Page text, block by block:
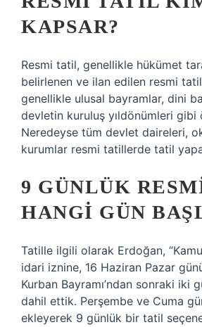
KAPSAR?
Resmi tatil, genellikle hükümet
belirlenen ve ilan edilen resmi
genellikle ulusal bayramlar, dini
devletin kuruluş yıldönümleri gibi
Neredeyse tüm devlet daireleri,
kurumlar resmi tatillerde tatil
9 GÜNLÜK
HANGI GÜN
Tatille ilgili olarak Erdoğan, “Kamu
idari iznine, 16 Haziran Pazar
Kurban Bayramı’ndan sonraki iki
dahil ettik. Perşembe ve Cuma
ekleyerek 9 günlük bir tatil